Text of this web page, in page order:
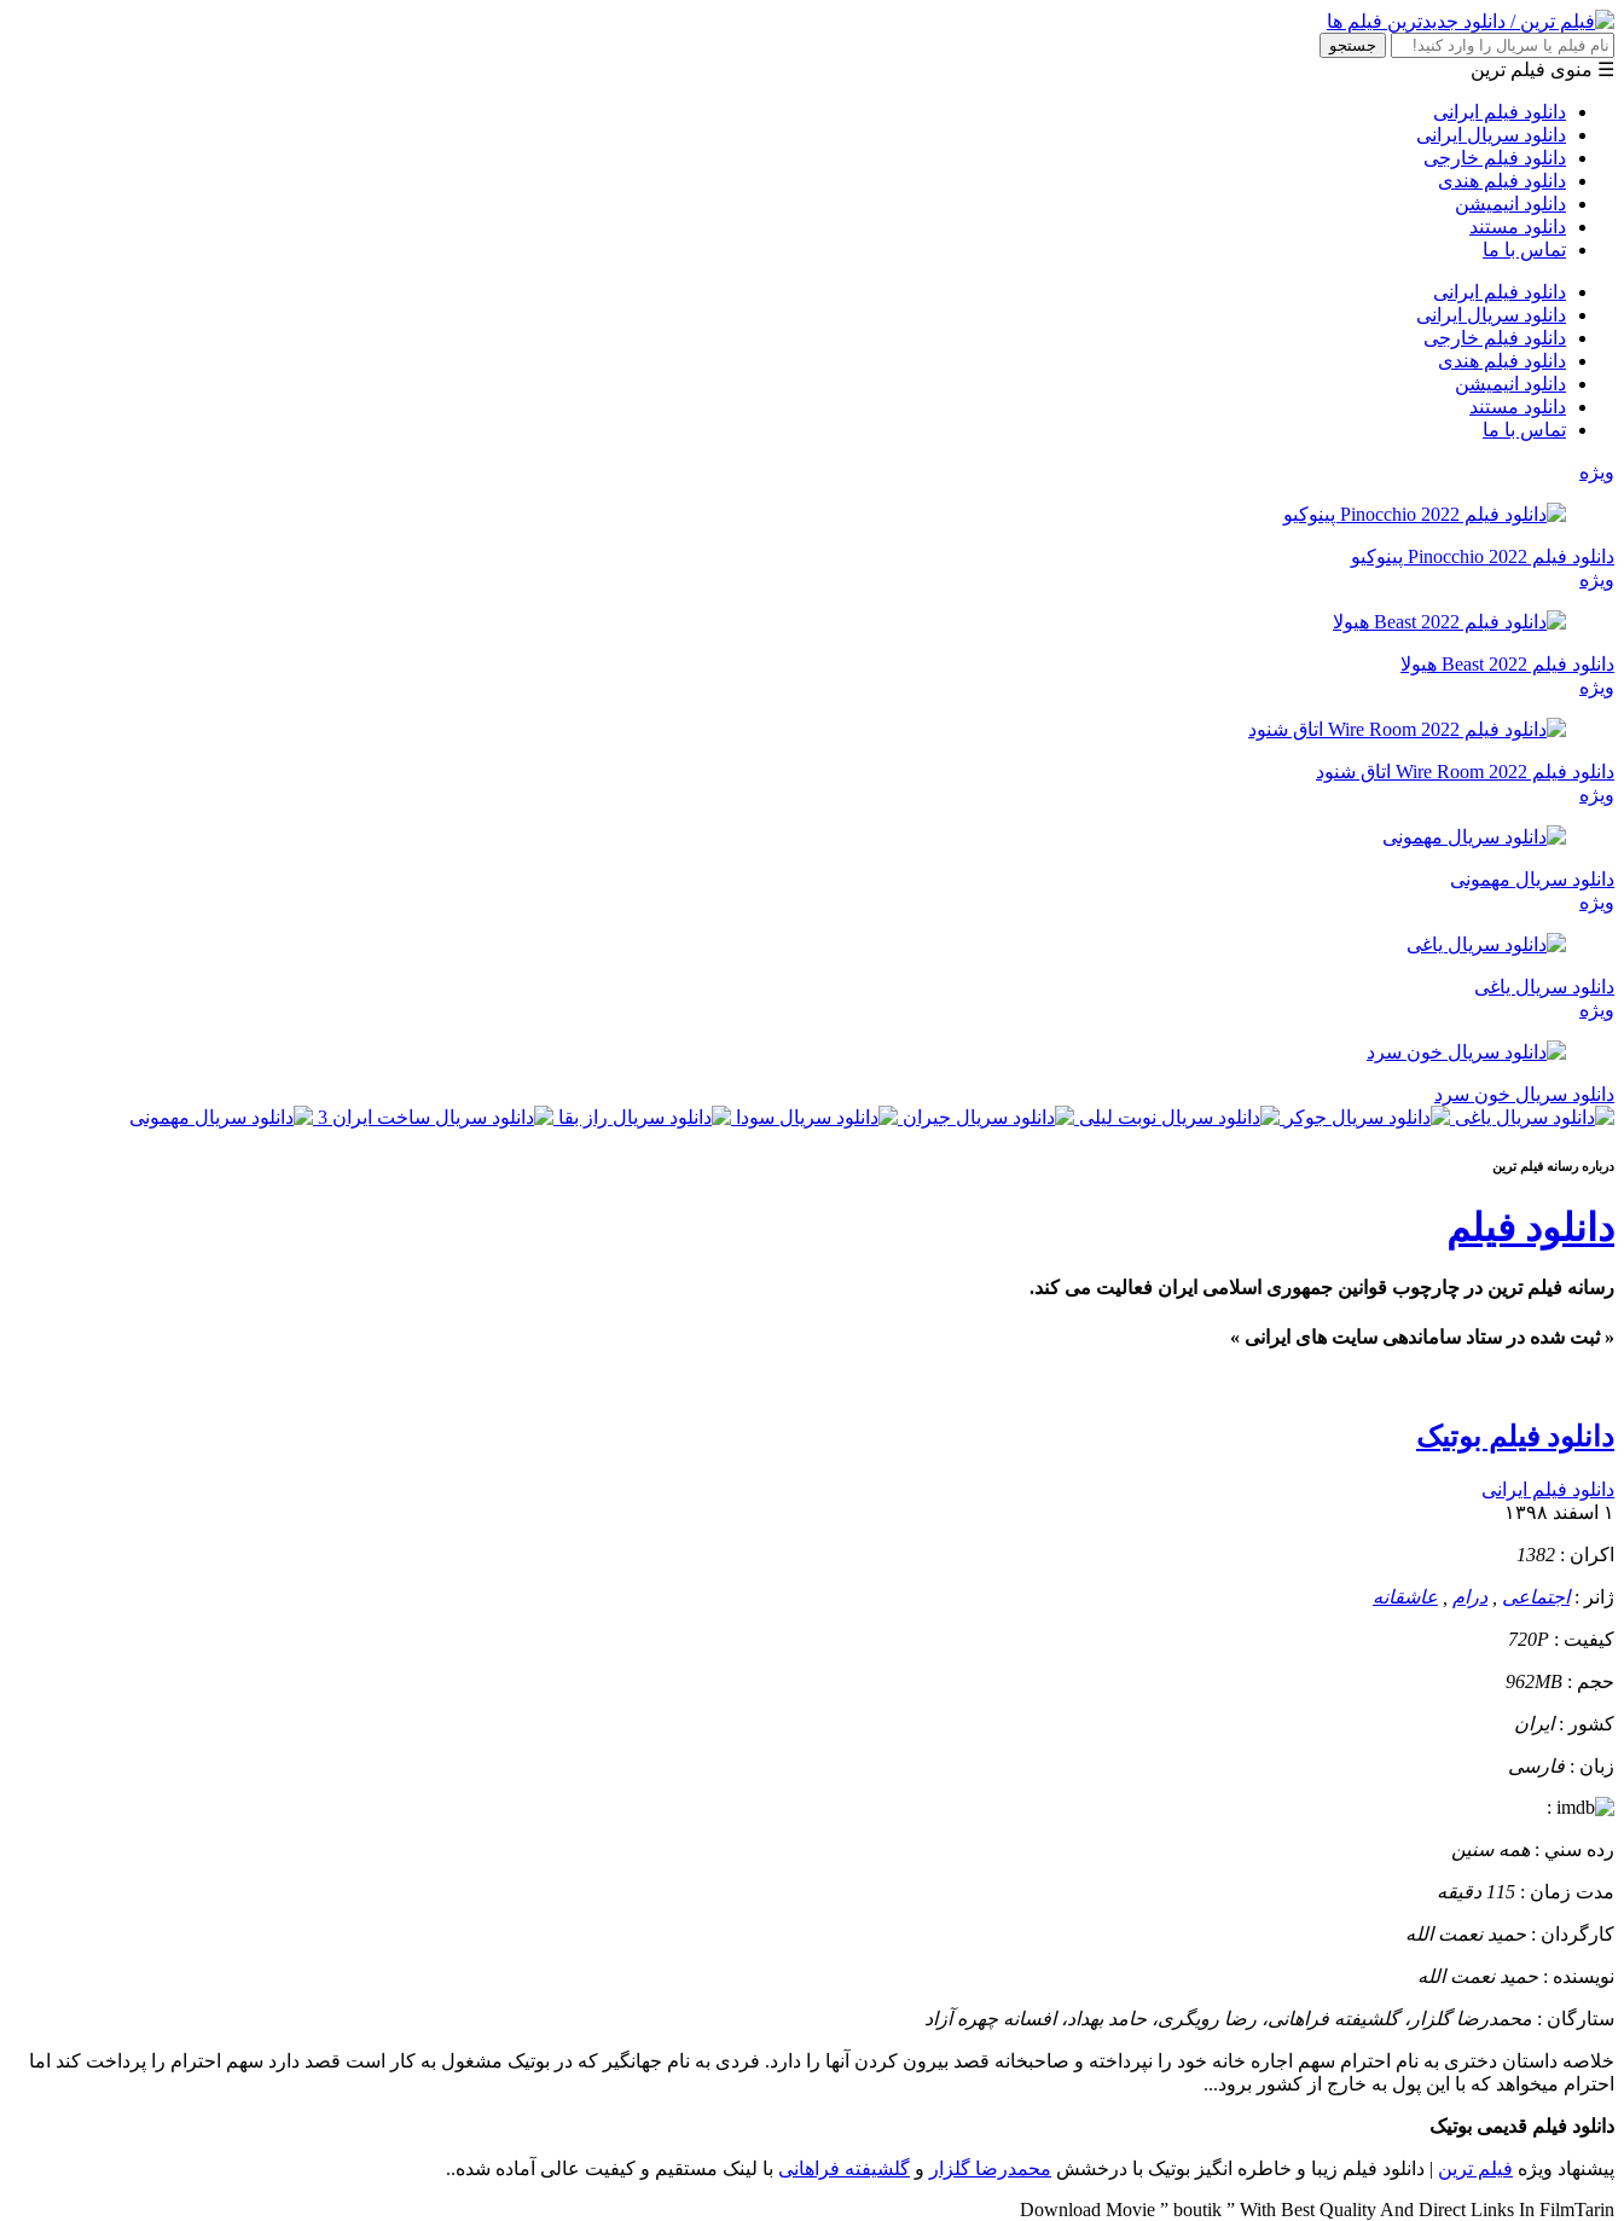
جستجو
☰ منوی فیلم ترین
دانلود فیلم ایرانی
دانلود سریال ایرانی
دانلود فیلم خارجی
دانلود فیلم هندی
دانلود انیمیشن
دانلود مستند
تماس با ما
دانلود فیلم ایرانی
دانلود سریال ایرانی
دانلود فیلم خارجی
دانلود فیلم هندی
دانلود انیمیشن
دانلود مستند
تماس با ما
ویژه
دانلود فیلم Pinocchio 2022 پینوکیو
ویژه
دانلود فیلم Beast 2022 هیولا
ویژه
دانلود فیلم Wire Room 2022 اتاق شنود
ویژه
دانلود سریال مهمونی
ویژه
دانلود سریال یاغی
ویژه
دانلود سریال خون سرد
درباره رسانه فيلم ترين
دانلود فیلم
رسانه فیلم ترین در چارچوب قوانین جمهوری اسلامی ایران فعالیت می کند.
« ثبت شده در ستاد ساماندهی سایت های ایرانی »
دانلود فیلم بوتیک
دانلود فیلم ایرانی
۱ اسفند ۱۳۹۸
اکران : 1382
ژانر :اجتماعی درام عاشقانه
کيفيت : 720P
حجم : 962MB
کشور :ایران
زبان : فارسی
:
رده سني : همه سنین
مدت زمان : 115 دقیقه
کارگردان : حمید نعمت الله
نويسنده : حمید نعمت الله
ستارگان : محمدرضا گلزار، گلشیفته فراهانی، رضا رویگری، حامد بهداد، افسانه چهره آزاد
خلاصه داستان دختری به نام احترام سهم اجاره خانه خود را نپرداخته و صاحبخانه قصد بیرون کردن آنها را دارد. فردی به نام جهانگیر که در بوتیک مشغول به کار است قصد دارد سهم احترام را پرداخت کند اما
احترام میخواهد که با این پول به خارج از کشور برود...
دانلود فیلم قدیمی بوتیک
پیشنهاد ویژه فیلم ترین | دانلود فیلم زیبا و خاطره انگیز بوتیک با درخشش محمدرضا گلزار و گلشیفته فراهانی با لینک مستقیم و کیفیت عالی آماده شده..
Download Movie ” boutik ” With Best Quality And Direct Links In FilmTarin